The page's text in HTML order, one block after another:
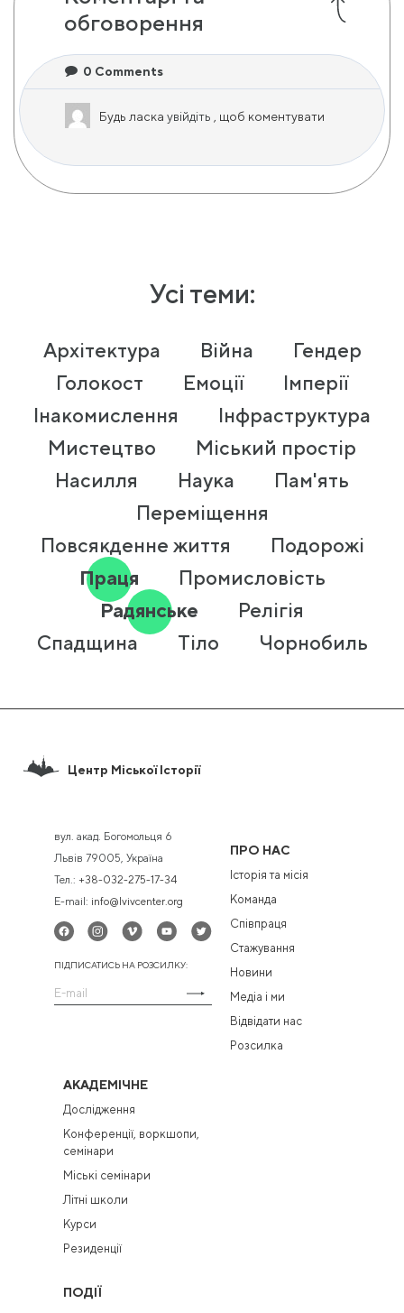
обговорення
0 Comments
Будь ласка увійдіть , щоб коментувати
Усі теми:
Архітектура Війна
Гендер
Голокост
Емоції
Імперії
Інакомислення
Інфраструктура
Мистецтво
Міський простір
Насилля
Наука
Пам'ять
Переміщення
Повсякденне життя
Подорожі
Праця
Промисловість
Радянське
Релігія
Спадщина
Тіло Чорнобиль
Центр Міської Історії
вул. акад. Богомольця 6
Львів 79005, Україна
Тел.: +38-032-275-17-34
E-mail: info@lvivcenter.org
ПІДПИСАТИСЬ НА РОЗСИЛКУ:
ПРО НАС
Історія та місія
Команда
Співпраця
Стажування
Новини
Медіа і ми
Відвідати нас
Розсилка
АКАДЕМІЧНЕ
Дослідження
Конференції, воркшопи,
семінари
Міські семінари
Літні школи
Курси
Резиденції
ПОДІЇ